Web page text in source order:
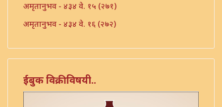
अमृतानुभव - ४३४ वे. १५ (२७१)
अमृतानुभव - ४३४ वे. १६ (२७२)
अमृतानुभव - ४३४ वे. ८ (२६४)
अमृतानुभव - ४३४ वे. ९ (२६५)
आंतर्भाव - ४३४ वे. १७ (२७३)
ईबुक विक्रीविषयी..